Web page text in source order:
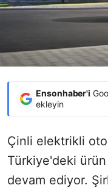
Ensonhaber'i
ekleyin
Çinli elektrikli
Türkiye'deki ürün
devam ediyor.